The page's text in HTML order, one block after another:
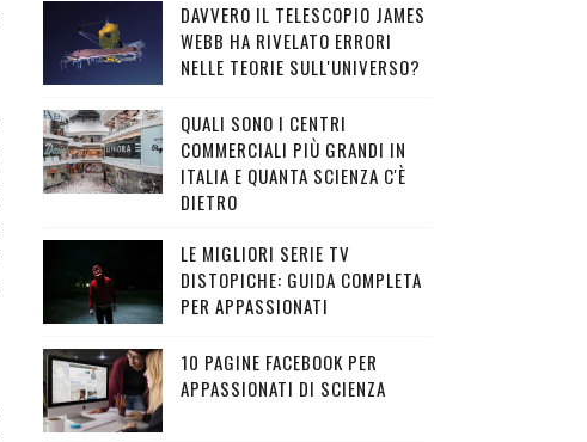
DAVVERO IL TELESCOPIO JAMES
WEBB HA RIVELATO ERRORI
NELLE TEORIE SULL'UNIVERSO?
QUALI SONO I CENTRI
COMMERCIALI PIÙ GRANDI IN
ITALIA E QUANTA SCIENZA C'È
DIETRO
LE MIGLIORI SERIE TV
DISTOPICHE: GUIDA COMPLETA
PER APPASSIONATI
10 PAGINE FACEBOOK PER
APPASSIONATI DI SCIENZA